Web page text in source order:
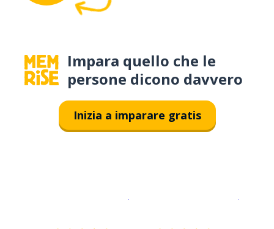
Impara quello che le
persone dicono davvero
Inizia a imparare gratis